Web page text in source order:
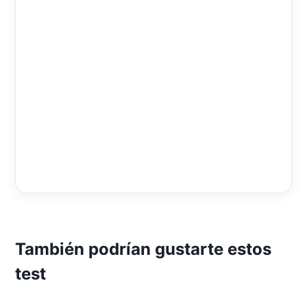
También podrían gustarte estos
test